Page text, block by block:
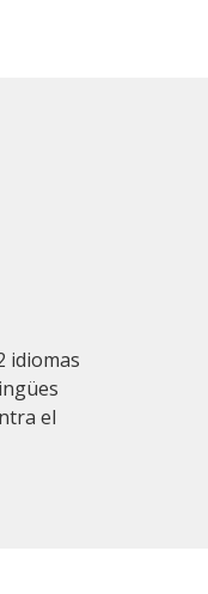
idiomas
el